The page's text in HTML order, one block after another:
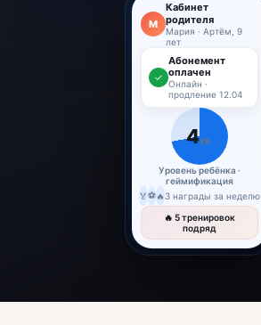
М
Кабинет
родителя
Мария · Артём, 9
лет
✓
Абонемент
оплачен
Онлайн ·
продление 12.04
4ур.
Уровень ребёнка ·
геймификация
🏅⚽🔥 3 награды за неделю
🔥 5 тренировок
подряд